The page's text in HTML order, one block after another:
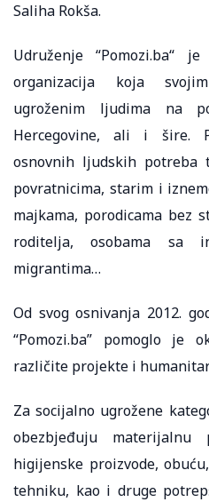
Saliha Rokša.
Udruženje “Pomozi.ba“
organizacija koja
ugroženim ljudima na
Hercegovine, ali i šire.
osnovnih ljudskih potreba
povratnicima, starim i
majkama, porodicama bez
roditelja, osobama sa
migrantima…
Od svog osnivanja 2012.
“Pomozi.ba” pomoglo je
različite projekte i
Za socijalno ugrožene
obezbjeđuju materijalnu
higijenske proizvode,
tehniku, kao i druge